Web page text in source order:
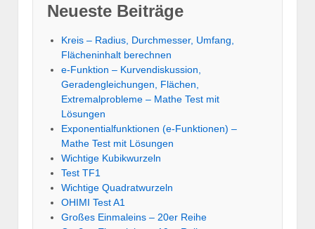
Neueste Beiträge
Kreis – Radius, Durchmesser, Umfang,
Flächeninhalt berechnen
e-Funktion – Kurvendiskussion,
Geradengleichungen, Flächen,
Extremalprobleme – Mathe Test mit
Lösungen
Exponentialfunktionen (e-Funktionen) –
Mathe Test mit Lösungen
Wichtige Kubikwurzeln
Test TF1
Wichtige Quadratwurzeln
OHIMI Test A1
Großes Einmaleins – 20er Reihe